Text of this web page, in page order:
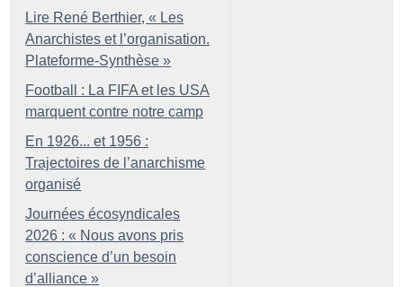
Lire René Berthier, « Les
Anarchistes et l’organisation.
Plateforme-Synthèse »
Football : La FIFA et les USA
marquent contre notre camp
En 1926... et 1956 :
Trajectoires de l’anarchisme
organisé
Journées écosyndicales
2026 : « Nous avons pris
conscience d’un besoin
d’alliance »